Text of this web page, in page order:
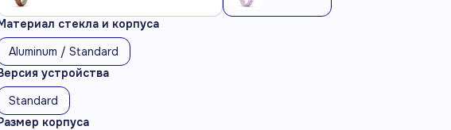
стекла и корпуса
Aluminum / Standard
устройства
Standard
корпуса